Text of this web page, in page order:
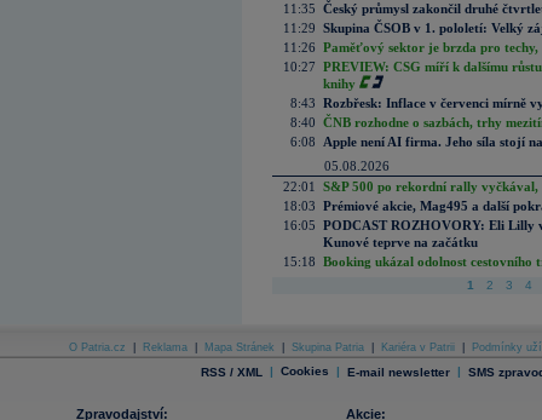
11:35 Český průmysl zakončil druhé
11:29 Skupina ČSOB v 1. pololetí: Velký
11:26 Paměťový sektor je brzda pro techy,
10:27 PREVIEW: CSG míří k dalšímu
knihy
8:43 Rozbřesk: Inflace v červenci mírně
8:40 ČNB rozhodne o sazbách, trhy
6:08
Apple není AI firma. Jeho síla stojí
05.08.2026
22:01
S&P 500 po rekordní rally vyčkával,
18:03 Prémiové akcie, Mag495 a další
16:05 PODCAST ROZHOVORY: Eli Lilly
Kunové teprve na začátku
15:18 Booking ukázal odolnost cestovního
1 2 3 4
O Patria.cz Reklama Mapa Stránek Skupina Patria Kariéra v Patrii Podmínky
RSS / XML | Cookies | E-mail newsletter | SMS
Zpravodajství:
Akcie: